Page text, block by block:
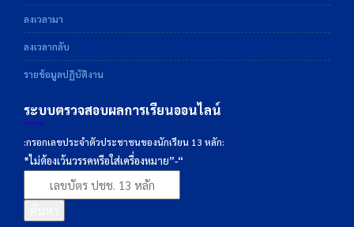
ลงเวลามา
ลงเวลากลับ
รายข้อมูลปฏิบัติงาน
ระบบตรวจสอบผลการเรียนออนไลน์
:กรอกเลขประจำตัวประชาชนของนักเรียน 13 หลัก:
*ไม่ต้องเว้นวรรคหรือใส่เครื่องหมาย”-“